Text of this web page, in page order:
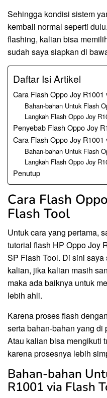
Sehingga kondisi sistem
kembali normal seperti
flashing, kalian bisa
sudah saya siapkan di
Daftar Isi Artikel
Cara Flash Oppo Joy R1001
Bahan-bahan Untuk Flash
Langkah Flash Oppo Joy
Penyebab Flash Oppo Joy
Cara Flash Oppo Joy R1001
Bahan-bahan Untuk Flash
Langkah Flash Oppo Joy
Penutup
Cara Flash
Flash Tool
Untuk cara yang pertama,
tutorial flash HP Oppo Joy
SP Flash Tool. Di sini
kalian, jika kalian masih
maka ada baiknya untuk
lebih ahli.
Karena proses flash
serta bahan-bahan yang di
Atau kalian bisa mengikuti
karena prosesnya lebih
Bahan-bahan
R1001 via Flash